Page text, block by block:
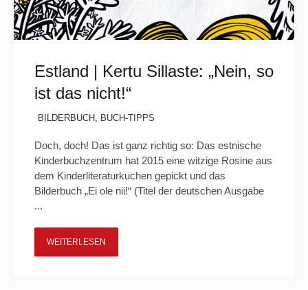
Estland | Kertu Sillaste: „Nein, so
ist das nicht!“
BILDERBUCH , BUCH-TIPPS
Doch, doch! Das ist ganz richtig so: Das estnische
Kinderbuchzentrum hat 2015 eine witzige Rosine aus
dem Kinderliteraturkuchen gepickt und das
Bilderbuch „Ei ole nii!“ (Titel der deutschen Ausgabe
...
WEITERLESEN